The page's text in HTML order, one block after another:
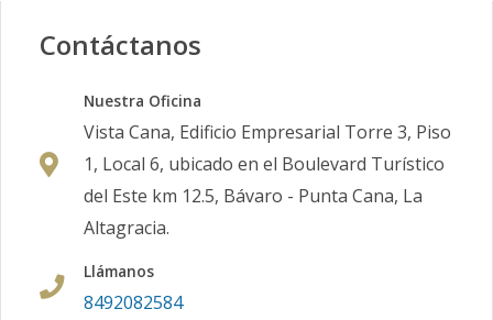
Contáctanos
Nuestra Oficina
Vista Cana, Edificio Empresarial Torre 3, Piso
1, Local 6, ubicado en el Boulevard Turístico
del Este km 12.5, Bávaro - Punta Cana, La
Altagracia.
Llámanos
8492082584